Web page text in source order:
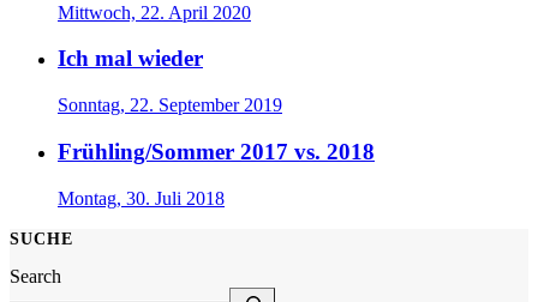
Mittwoch, 22. April 2020
Ich mal wieder
Sonntag, 22. September 2019
Frühling/Sommer 2017 vs. 2018
Montag, 30. Juli 2018
SUCHE
Search